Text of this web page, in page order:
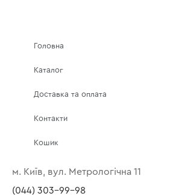
Головна
Каталог
Доставка та оплата
Контакти
Кошик
м. Київ, вул. Метрологічна 11
(044) 303-99-98